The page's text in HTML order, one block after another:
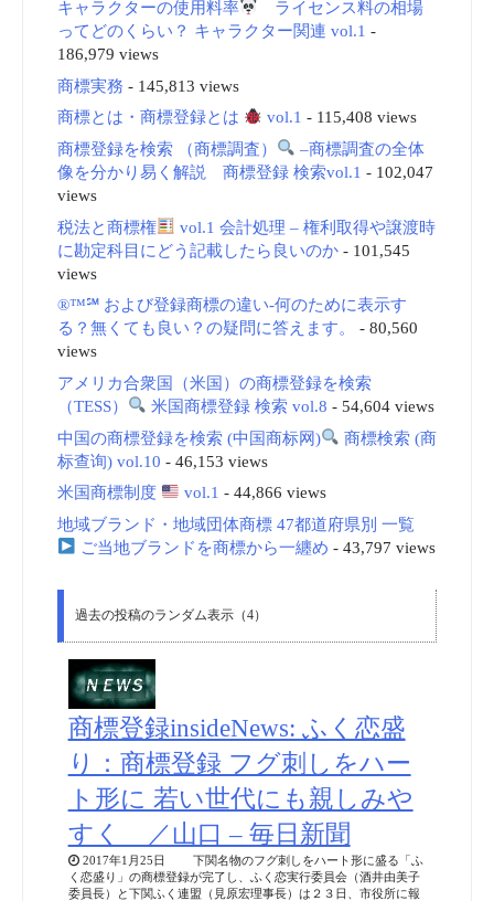
キャラクターの使用料率
ライセンス料の相場
ってどのくらい？ キャラクター関連 vol.1 -
186,979 views
商標実務 - 145,813 views
商標とは・商標登録とは
vol.1 - 115,408 views
商標登録を検索 （商標調査）
–商標調査の全体
像を分かり易く解説 商標登録 検索vol.1 - 102,047
views
税法と商標権
vol.1 会計処理 – 権利取得や譲渡時
に勘定科目にどう記載したら良いのか- 101,545
views
®™℠ および登録商標の違い-何のために表示す
る？無くても良い？の疑問に答えます。
- 80,560
views
アメリカ合衆国（米国）の商標登録を検索
（TESS）
米国商標登録 検索 vol.8 - 54,604 views
中国の商標登録を検索 (中国商标网)
商標検索 (商
标查询) vol.10 - 46,153 views
米国商標制度
vol.1 - 44,866 views
地域ブランド・地域団体商標 47都道府県別 一覧
ご当地ブランドを商標から一纏め - 43,797 views
過去の投稿のランダム表示（4）
商標登録insideNews: ふく恋盛
り：商標登録 フグ刺しをハー
ト形に 若い世代にも親しみや
すく ／山口 – 毎日新聞
2017年1月25日 下関名物のフグ刺しをハート形に盛る「ふ
く恋盛り」の商標登録が完了し、ふく恋実行委員会（酒井由美子
委員長）と下関ふく連盟（見原宏理事長）は２３日、市役所に報